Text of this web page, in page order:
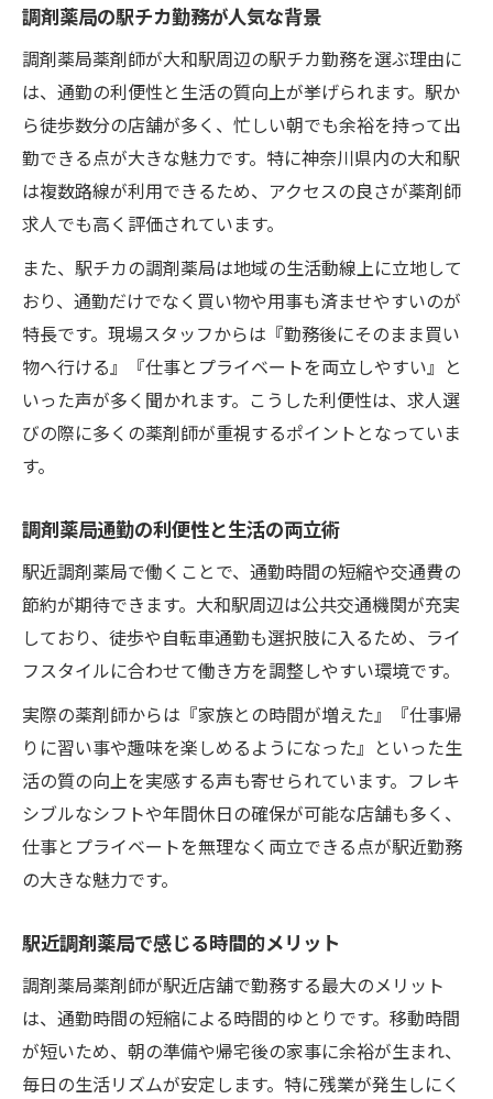
調剤薬局の駅チカ勤務が人気な背景
調剤薬局薬剤師が大和駅周辺の駅チカ勤務を選ぶ理由に
は、通勤の利便性と生活の質向上が挙げられます。駅か
ら徒歩数分の店舗が多く、忙しい朝でも余裕を持って出
勤できる点が大きな魅力です。特に神奈川県内の大和駅
は複数路線が利用できるため、アクセスの良さが薬剤師
求人でも高く評価されています。
また、駅チカの調剤薬局は地域の生活動線上に立地して
おり、通勤だけでなく買い物や用事も済ませやすいのが
特長です。現場スタッフからは『勤務後にそのまま買い
物へ行ける』『仕事とプライベートを両立しやすい』と
いった声が多く聞かれます。こうした利便性は、求人選
びの際に多くの薬剤師が重視するポイントとなっていま
す。
調剤薬局通勤の利便性と生活の両立術
駅近調剤薬局で働くことで、通勤時間の短縮や交通費の
節約が期待できます。大和駅周辺は公共交通機関が充実
しており、徒歩や自転車通勤も選択肢に入るため、ライ
フスタイルに合わせて働き方を調整しやすい環境です。
実際の薬剤師からは『家族との時間が増えた』『仕事帰
りに習い事や趣味を楽しめるようになった』といった生
活の質の向上を実感する声も寄せられています。フレキ
シブルなシフトや年間休日の確保が可能な店舗も多く、
仕事とプライベートを無理なく両立できる点が駅近勤務
の大きな魅力です。
駅近調剤薬局で感じる時間的メリット
調剤薬局薬剤師が駅近店舗で勤務する最大のメリット
は、通勤時間の短縮による時間的ゆとりです。移動時間
が短いため、朝の準備や帰宅後の家事に余裕が生まれ、
毎日の生活リズムが安定します。特に残業が発生しにく